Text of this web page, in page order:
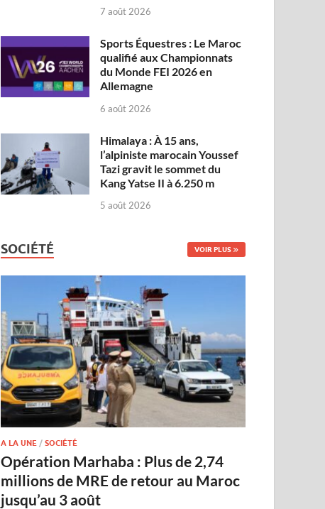
7 août 2026
Sports Équestres : Le Maroc
qualifié aux Championnats
du Monde FEI 2026 en
Allemagne
6 août 2026
Himalaya : À 15 ans,
l’alpiniste marocain Youssef
Tazi gravit le sommet du
Kang Yatse II à 6.250 m
5 août 2026
SOCIÉTÉ VOIR PLUS
A LA UNE /SOCIÉTÉ
Opération Marhaba : Plus de 2,74
millions de MRE de retour au Maroc
jusqu’au 3 août